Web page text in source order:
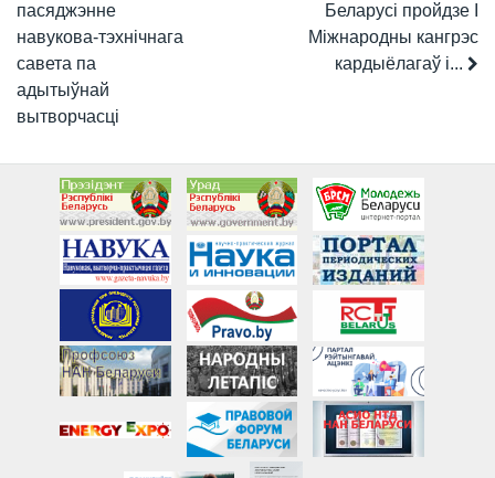
пасяджэнне
навукова-тэхнічнага
савета па
адытыўнай
вытворчасці
Беларусі пройдзе I
Міжнародны кангрэс
кардыёлагаў і...